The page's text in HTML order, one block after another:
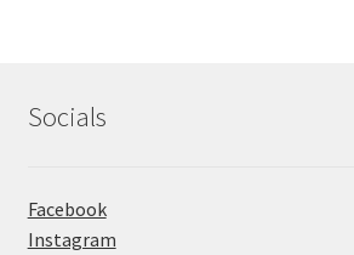
Socials
Facebook
Instagram